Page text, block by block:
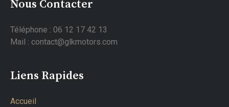
Nous Contacter
Téléphone : 06 12 17 42 13
Mail : contact@glkmotors.com
Liens Rapides
Accueil